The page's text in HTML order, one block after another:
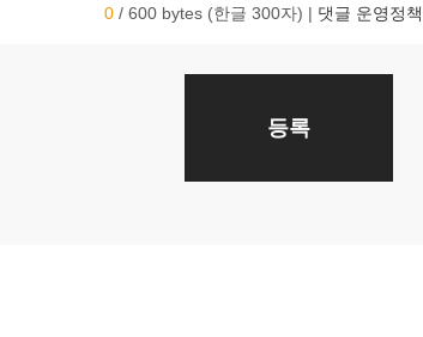
0 / 600 bytes (한글 300자) | 댓글 운영정책
등록